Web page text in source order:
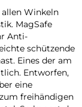
Winkeln
MagSafe
Anti-
schützende
Eines der am
Entworfen,
eine
freihändigen